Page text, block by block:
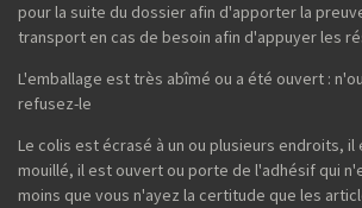
pour la suite du dossier afin d'apporter la
transport en cas de besoin afin d'appuyer les
L'emballage est très abîmé ou a été ouvert :
refusez-le
Le colis est écrasé à un ou plusieurs endroits,
mouillé, il est ouvert ou porte de l'adhésif qui
moins que vous n'ayez la certitude que les